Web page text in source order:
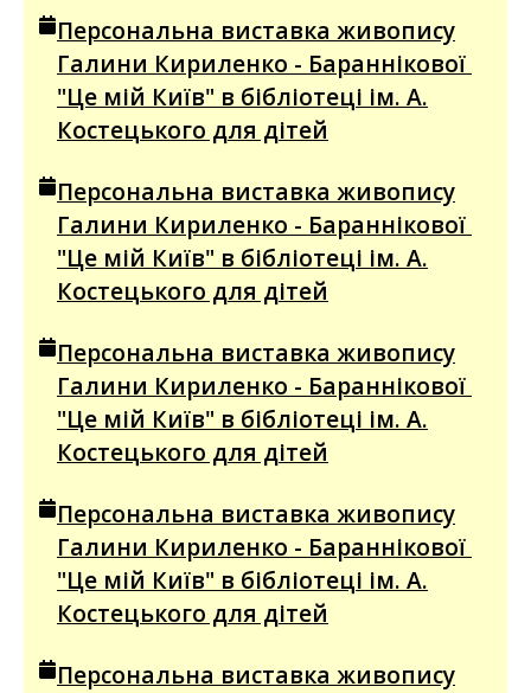
Персональна виставка живопису
Галини Кириленко - Бараннікової
"Це мій Київ" в бібліотеці ім. А.
Костецького для дітей
Персональна виставка живопису
Галини Кириленко - Бараннікової
"Це мій Київ" в бібліотеці ім. А.
Костецького для дітей
Персональна виставка живопису
Галини Кириленко - Бараннікової
"Це мій Київ" в бібліотеці ім. А.
Костецького для дітей
Персональна виставка живопису
Галини Кириленко - Бараннікової
"Це мій Київ" в бібліотеці ім. А.
Костецького для дітей
Персональна виставка живопису